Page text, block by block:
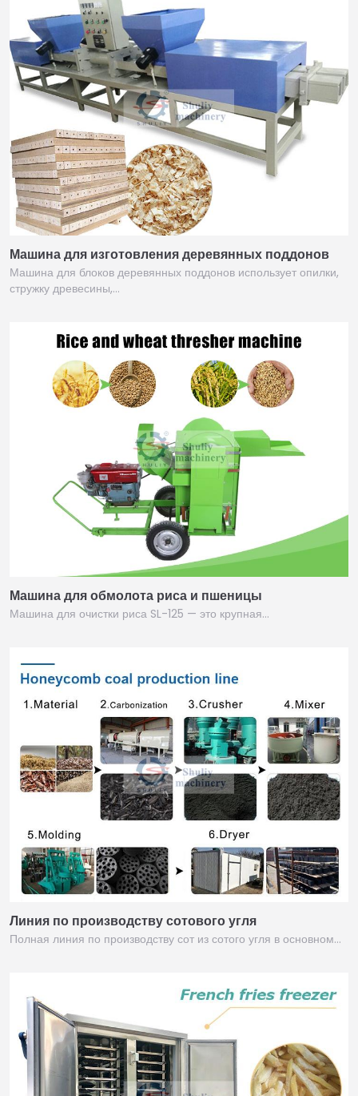
Машина для изготовления деревянных поддонов
Машина для блоков деревянных поддонов использует опилки,
стружку древесины,…
Машина для обмолота риса и пшеницы
Машина для очистки риса SL-125 — это крупная…
Линия по производству сотового угля
Полная линия по производству сот из сотого угля в основном…